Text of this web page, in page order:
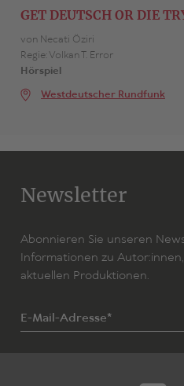
GET DEUTSCH OR DIE
von Necati Öziri
Regie: Volkan T. Error
Hörspiel
Westdeutscher Rundfunk
Newsletter
Abonnieren Sie unseren
Informationen zu
aktuellen Produktionen.
E-Mail-Adresse*